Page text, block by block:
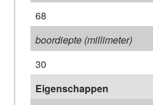
68
boordiepte (millimeter)
30
Eigenschappen